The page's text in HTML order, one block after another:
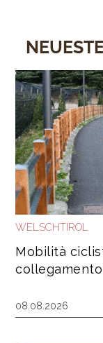
WELSCHTIROL
Mobilità
08.08.2026